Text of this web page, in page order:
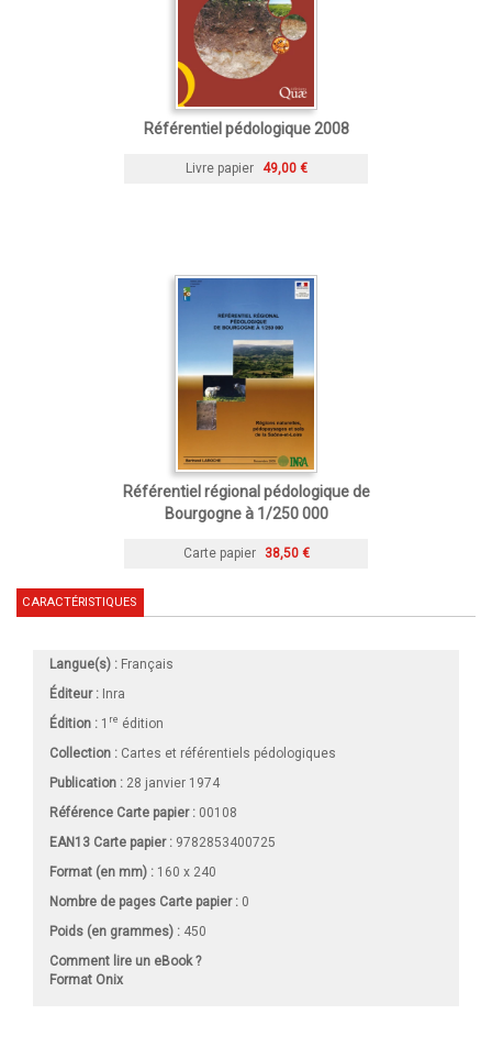
Référentiel pédologique 2008
Livre papier 49,00 €
Référentiel régional pédologique de
Bourgogne à 1/250 000
Carte papier 38,50 €
CARACTÉRISTIQUES
Langue(s) : Français
Éditeur : Inra
Édition : 1 re édition
Collection : Cartes et référentiels pédologiques
Publication : 28 janvier 1974
Référence Carte papier : 00108
EAN13 Carte papier : 9782853400725
Format (en mm) : 160 x 240
Nombre de pages Carte papier: 0
Poids (en grammes) : 450
Comment lire un eBook ?
Format Onix